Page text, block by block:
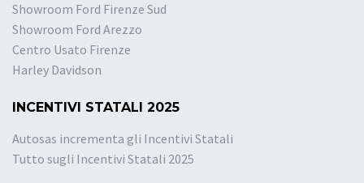
Showroom Ford Firenze Sud
Showroom Ford Arezzo
Centro Usato Firenze
Harley Davidson
INCENTIVI STATALI 2025
Autosas incrementa gli Incentivi Statali
Tutto sugli Incentivi Statali 2025